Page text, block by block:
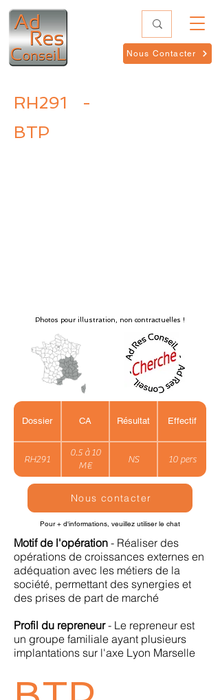
Nous Contacter
RH291
-
BTP
Photos pour illustration, non contractuelles !
Dossier CA Résultat Effectif
RH291
0.5 à 10
M€
NS 10 pers
Nous contacter
Pour + d'informations, veuillez utiliser le chat
Motif de l'opération - Réaliser des
opérations de croissances externes en
adéquation avec les métiers de la
société, permettant des synergies et
des prises de part de marché
Profil du repreneur- Le repreneur est
un groupe familiale ayant plusieurs
implantations sur l'axe Lyon Marselle